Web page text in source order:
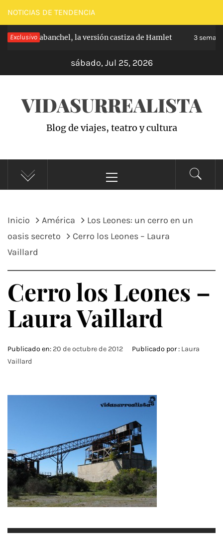
Saltar
al
contenido
NOTICIAS DE TENDENCIA
Exclusivo
de Carabanchel, la versión castiza de Hamlet 3
sábado, Jul 25, 2026
VIDASURREALISTA
Blog de viajes, teatro y cultura
principal
Inicio América
Los Leones: un cerro en un
oasis secreto
Cerro los Leones – Laura
Vaillard
Cerro los Leones –
Laura Vaillard
Publicado en: 20 de octubre de 2012 Publicado por : Laura
Vaillard